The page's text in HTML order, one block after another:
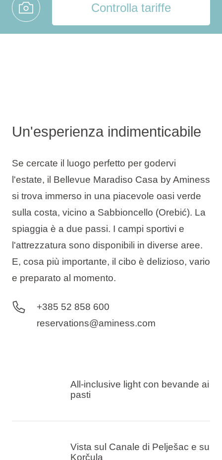
Controlla tariffe
Un'esperienza indimenticabile
Se cercate il luogo perfetto per godervi
l'estate, il Bellevue Maradiso Casa by Aminess
si trova immerso in una piacevole oasi verde
sulla costa, vicino a Sabbioncello (Orebić). La
spiaggia è a due passi. I campi sportivi e
l'attrezzatura sono disponibili in diverse aree.
E, cosa più importante, il cibo è delizioso, vario
e preparato al momento.
+385 52 858 600
reservations@aminess.com
All-inclusive light con bevande ai
pasti
Vista sul Canale di Pelješac e su
Korčula